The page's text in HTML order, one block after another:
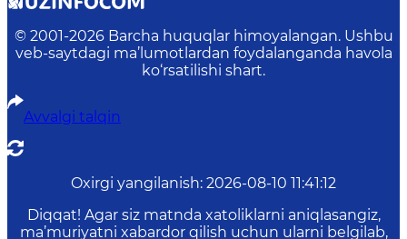
© 2001-2026 Barcha huquqlar himoyalangan. Ushbu
veb-saytdagi ma’lumotlardan foydalanganda havola
ko‘rsatilishi shart.
Avvalgi talqin
Oxirgi yangilanish: 2026-08-10 11:41:12
Diqqat! Agar siz matnda xatoliklarni aniqlasangiz,
ma’muriyatni xabardor qilish uchun ularni belgilab,